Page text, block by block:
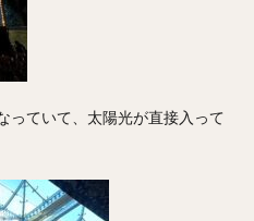
っていて、太陽光が直接入って